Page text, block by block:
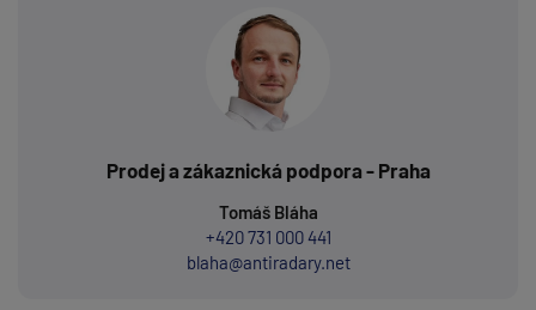
Prodej a zákaznická podpora - Praha
Tomáš Bláha
+420 731 000 441
blaha@antiradary.net